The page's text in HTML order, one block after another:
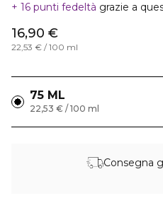
16 punti fedeltà grazie a
16,90 €
22,53 € / 100 ml
75 ML
22,53 € / 100 ml
Consegna